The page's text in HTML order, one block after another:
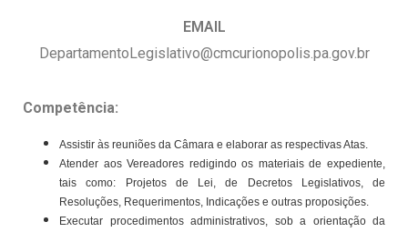
EMAIL
DepartamentoLegislativo@cmcurionopolis.pa.gov.br
Competência:
Assistir às reuniões da Câmara e elaborar as respectivas Atas.
Atender aos Vereadores redigindo os materiais de expediente,
tais como: Projetos de Lei, de Decretos Legislativos, de
Resoluções, Requerimentos, Indicações e outras proposições.
Executar procedimentos administrativos, sob a orientação da